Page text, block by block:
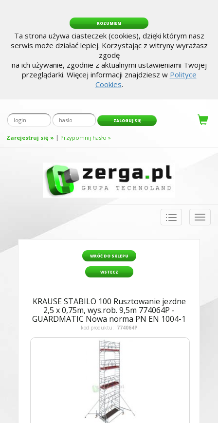
ROZUMIEM
Ta strona używa ciasteczek (cookies), dzięki którym nasz
serwis może działać lepiej. Korzystając z witryny wyrażasz
zgodę
na ich używanie, zgodnie z aktualnymi ustawieniami Twojej
przeglądarki. Więcej informacji znajdziesz w Polityce
Cookies.
Zarejestruj się » | Przypomnij hasło »
Toggle
WRÓĆ DO SKLEPU
WSTECZ
KRAUSE STABILO 100 Rusztowanie jezdne
2,5 x 0,75m, wys.rob. 9,5m 774064P -
GUARDMATIC Nowa norma PN EN 1004-1
kod produktu: 774064P